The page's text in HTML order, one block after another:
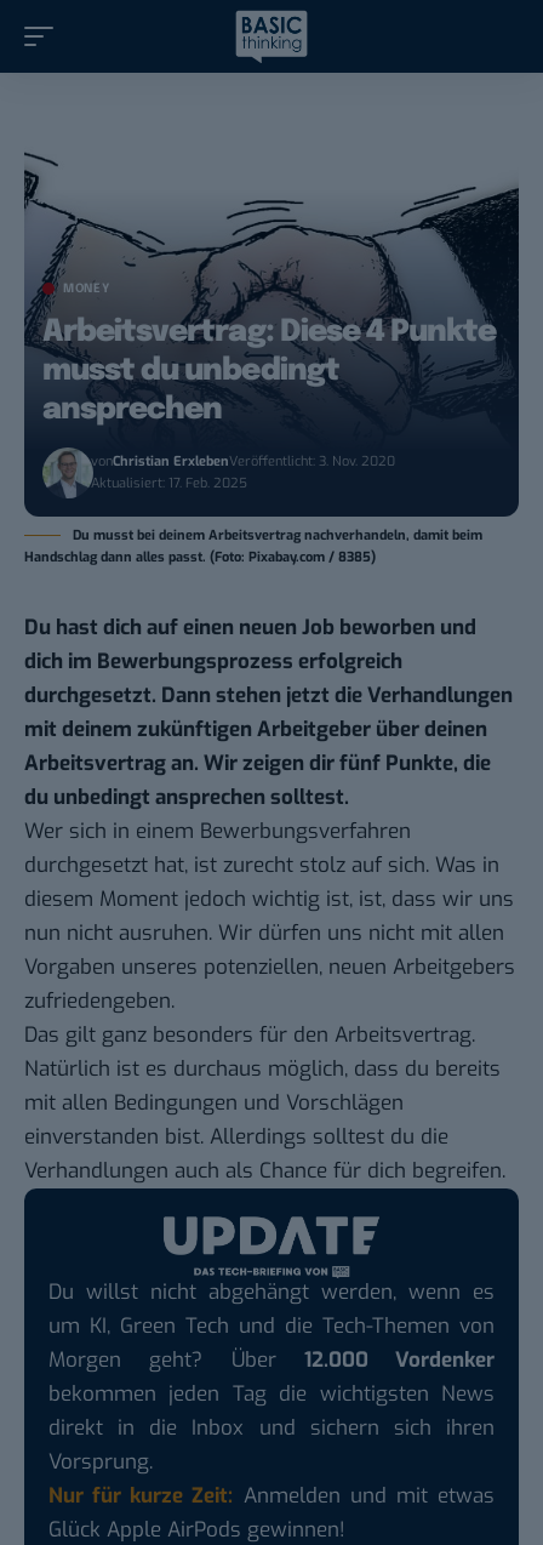
MONEY
Arbeitsvertrag: Diese 4 Punkte
musst du unbedingt
ansprechen
vonChristian ErxlebenVeröffentlicht: 3. Nov. 2020
Aktualisiert: 17. Feb. 2025
Du musst bei deinem Arbeitsvertrag nachverhandeln, damit beim
Handschlag dann alles passt. (Foto: Pixabay.com / 8385)
Du hast dich auf einen neuen Job beworben und
dich im Bewerbungsprozess erfolgreich
durchgesetzt. Dann stehen jetzt die Verhandlungen
mit deinem zukünftigen Arbeitgeber über deinen
Arbeitsvertrag an. Wir zeigen dir fünf Punkte, die
du unbedingt ansprechen solltest.
Wer sich in einem Bewerbungsverfahren
durchgesetzt hat, ist zurecht stolz auf sich. Was in
diesem Moment jedoch wichtig ist, ist, dass wir uns
nun nicht ausruhen. Wir dürfen uns nicht mit allen
Vorgaben unseres potenziellen, neuen Arbeitgebers
zufriedengeben.
Das gilt ganz besonders für den Arbeitsvertrag.
Natürlich ist es durchaus möglich, dass du bereits
mit allen Bedingungen und Vorschlägen
einverstanden bist. Allerdings solltest du die
Verhandlungen auch als Chance für dich begreifen.
Du willst nicht abgehängt werden, wenn es
um KI, Green Tech und die Tech-Themen von
Morgen geht? Über 12.000 Vordenker
bekommen jeden Tag die wichtigsten News
direkt in die Inbox und sichern sich ihren
Vorsprung.
Nur für kurze Zeit: Anmelden und mit etwas
Glück Apple AirPods gewinnen!